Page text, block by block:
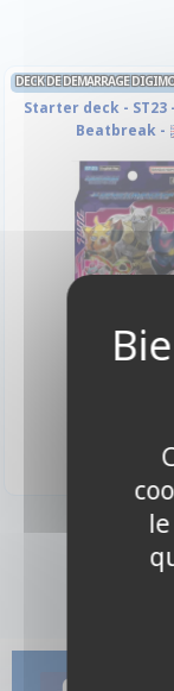
DECK DE DEMARRAGE
Starter deck - ST23
Beatbreak -